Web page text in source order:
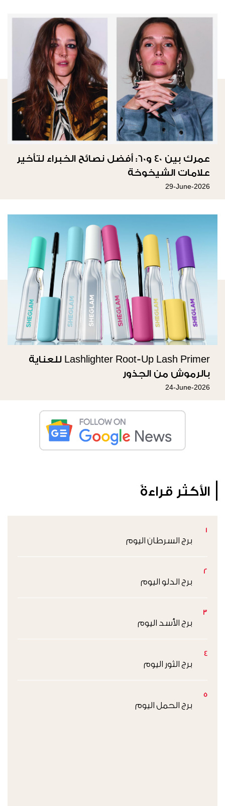
عمرك بين 40 و60: أفضل نصائح الخبراء لتأخير
علامات الشيخوخة
29-June-2026
Lashlighter Root-Up Lash Primer للعناية
بالرموش من الجذور
24-June-2026
الأكثر قراءةً
1
برج السرطان اليوم
2
برج الدلو اليوم
3
برج الأسد اليوم
4
برج الثور اليوم
5
برج الحمل اليوم